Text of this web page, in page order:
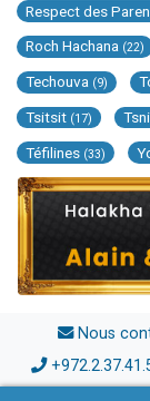
Respect des
Roch Hachana (22)
Techouva (9)
Tsitsit (17)
Téfilines (33)
Nous